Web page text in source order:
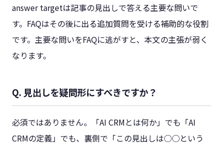
answer targetは記事の見出しで答える主要な問いで
す。FAQはその後に出る追加質問を受ける補助的な役割
です。主要な問いをFAQに逃がすと、本文の主張が弱く
なります。
Q. 見出しを疑問形にすべきですか？
必須ではありません。「AI CRMとは何か」でも「AI
CRMの定義」でも、裏側で「この見出しは○○という